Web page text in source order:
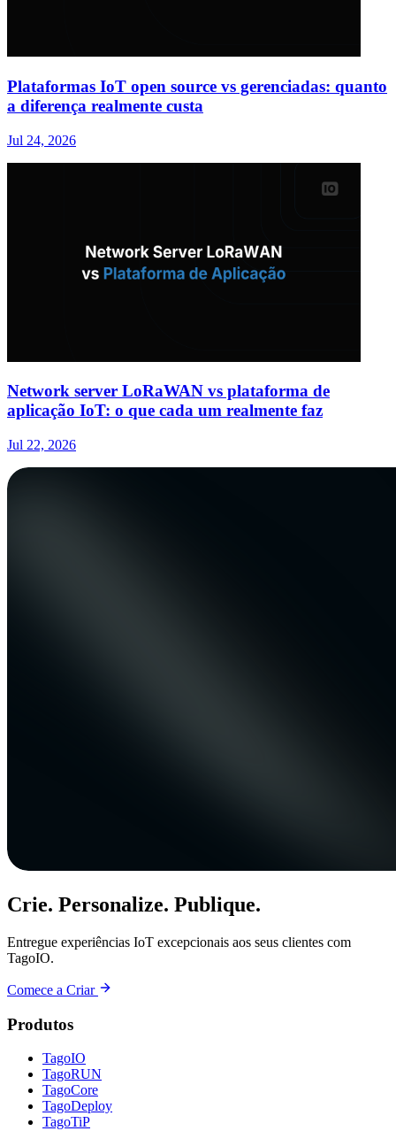
Plataformas IoT open source vs gerenciadas: quanto
a diferença realmente custa
Jul 24, 2026
Network server LoRaWAN vs plataforma de
aplicação IoT: o que cada um realmente faz
Jul 22, 2026
Crie. Personalize. Publique.
Entregue experiências IoT excepcionais aos seus clientes com
TagoIO.
Comece a Criar
Produtos
TagoIO
TagoRUN
TagoCore
TagoDeploy
TagoTiP